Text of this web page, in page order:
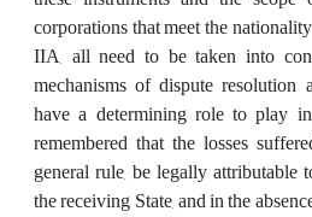
corporations that meet the
IIA, all need to be taken into
mechanisms of dispute resolution
have a determining role to play
remembered that the losses
general rule, be legally attributable
the receiving State, and in the